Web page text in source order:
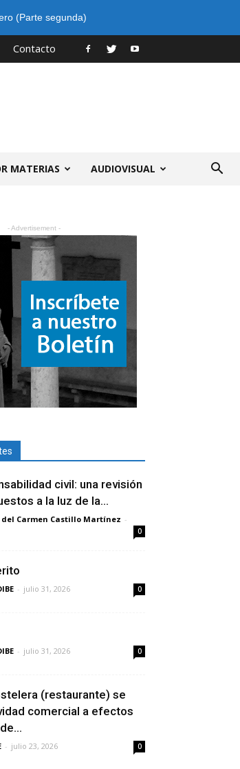
(Parte segunda)
Contacto
MATERIAS AUDIOVISUAL
- Advertisement -
civil: una revisión
a la luz de la...
Carmen Castillo Martínez -
0
- julio 31, 2026 0
- julio 31, 2026 0
(restaurante) se
comercial a efectos
- julio 23, 2026 0